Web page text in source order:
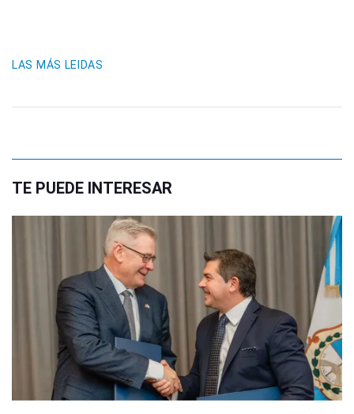
LAS MÁS LEIDAS
TE PUEDE INTERESAR